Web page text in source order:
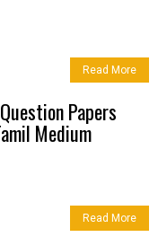
Read More
Papers
Medium
Read More